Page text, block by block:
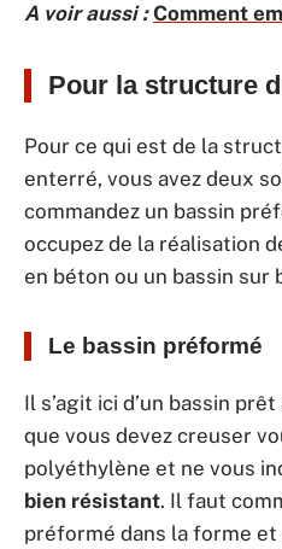
A voir aussi : Comment
Pour la structure
Pour ce qui est de la
enterré, vous avez deux
commandez un bassin
occupez de la réalisation
en béton ou un bassin sur
Le bassin préformé
Il s’agit ici d’un bassin
que vous devez creuser
polyéthylène et ne vous
bien résistant. Il faut
préformé dans la forme et